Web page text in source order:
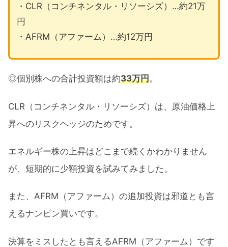
・CLR（コンチネンタル・リソーシズ）…約21万
円
・AFRM（アファーム）…約12万円
◎個別株への合計投資額は約33万円。
CLR（コンチネンタル・リソーシズ）は、原油価格上
昇へのリスクヘッジのためです。
エネルギー株の上昇はどこまで続くかわかりません
が、短期的に少額投資を試みてみました。
また、AFRM（アファーム）の追加投資は邪道とも言
えるナンピン買いです。
決算をミスしたとも言えるAFRM（アファーム）です